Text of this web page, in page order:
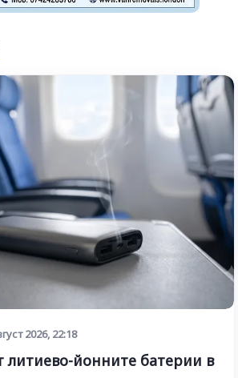
2026, 22:18
литиево-йонните батерии в